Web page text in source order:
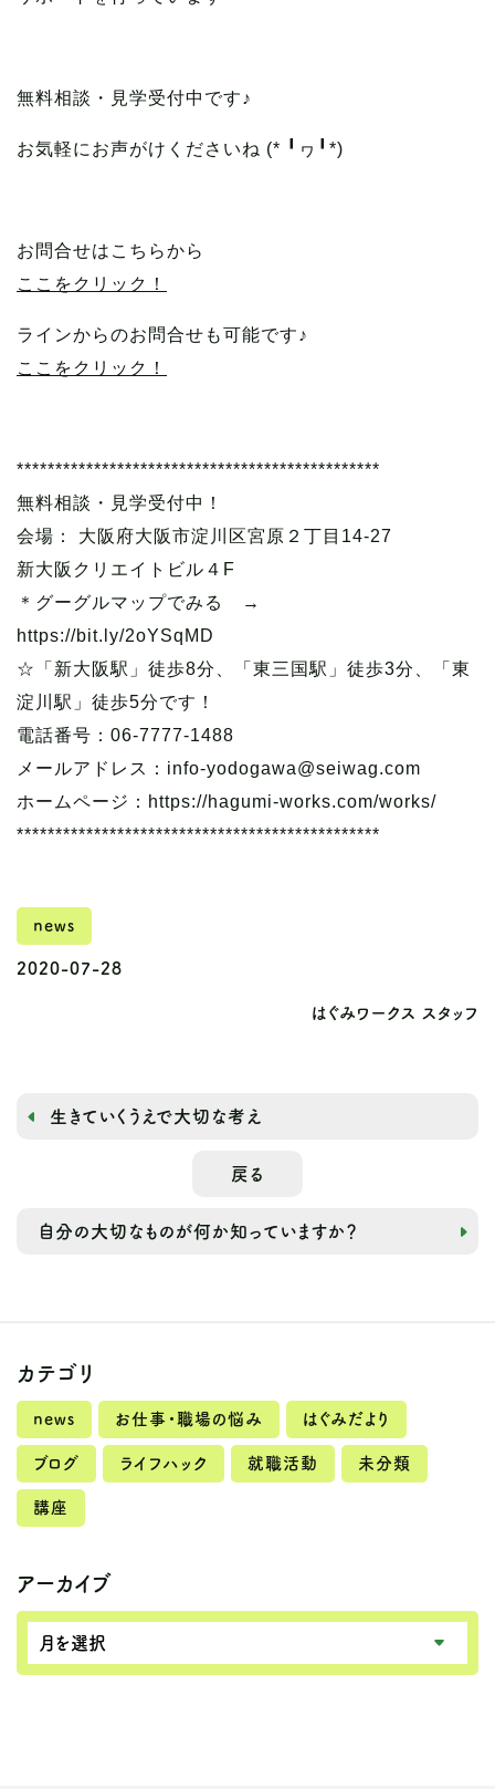
無料相談・見学受付中です♪
お気軽にお声がけくださいね (* ╹ヮ╹*)
お問合せはこちらから
ここをクリック！
ラインからのお問合せも可能です♪
ここをクリック！
***********************************************
無料相談・見学受付中！
会場： 大阪府大阪市淀川区宮原２丁目14-27
新大阪クリエイトビル４F
＊グーグルマップでみる →
https://bit.ly/2oYSqMD
☆「新大阪駅」徒歩8分、「東三国駅」徒歩3分、「東
淀川駅」徒歩5分です！
電話番号：06-7777-1488
メールアドレス：info-yodogawa@seiwag.com
ホームページ：https://hagumi-works.com/works/
***********************************************
news
2020-07-28
はぐみワークス スタッフ
生きていくうえで大切な考え
戻る
自分の大切なものが何か知っていますか？
カテゴリ
news お仕事・職場の悩み はぐみだより
ブログ ライフハック 就職活動 未分類
講座
アーカイブ